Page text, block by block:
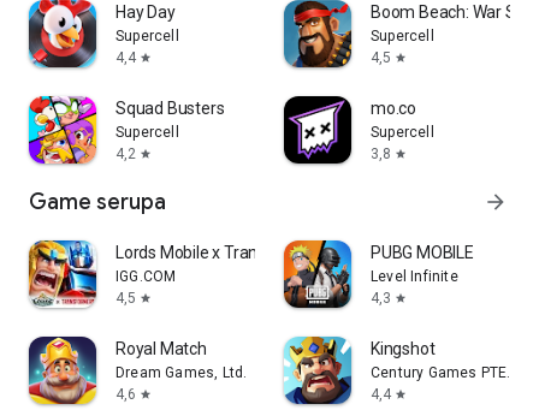
Hay Day
Supercell
4,4 star
Boom Beach: War
Supercell
4,5 star
Squad Busters
Supercell
4,2 star
mo.co
Supercell
3,8 star
Game serupa arrow_forward
Lords Mobile x Transformers
IGG.COM
4,5 star
PUBG MOBILE
Level Infinite
4,3 star
Royal Match
Dream Games, Ltd.
4,6 star
Kingshot
Century Games PTE.
4,4 star